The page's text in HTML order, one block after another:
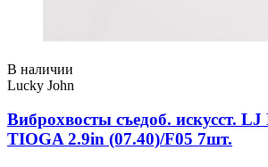
В наличии
Lucky John
Виброхвосты съедоб. искусст. LJ
TIOGA 2.9in (07.40)/F05 7шт.